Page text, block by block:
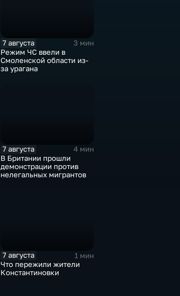
7 августа
3 мин
Режим ЧС ввели в
Смоленской области из-
за урагана
7 августа
4 мин
В Британии прошли
демонстрации против
нелегальных мигрантов
7 августа
1 мин
Что пережили жители
Константиновки